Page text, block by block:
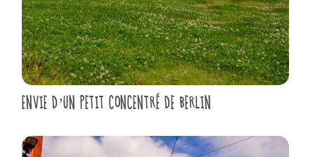
ENVIE D’UN PETIT CONCENTRÉ DE BERLIN